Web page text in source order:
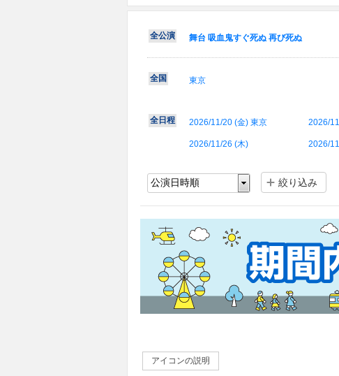
全公演 舞台 吸血鬼すぐ死ぬ 再び死ぬ
全国 東京
全日程 2026/11/20 (金) 東京 2026/
2026/11/26 (木) 2026/
絞り込み
アイコンの説明